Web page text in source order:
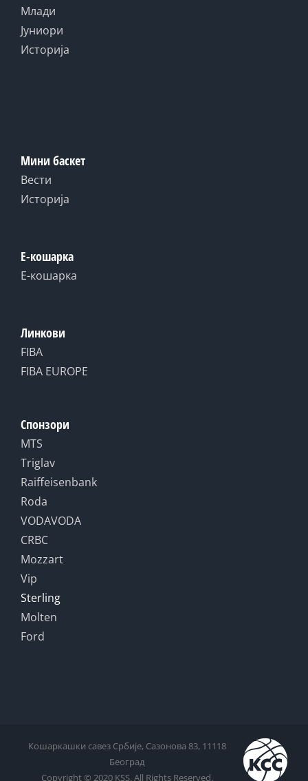
Млади
Јуниори
Историја
Мини баскет
Вести
Историја
Е-кошарка
Е-кошарка
Линкови
FIBA
FIBA EUROPE
Спонзори
MTS
Triglav
Raiffeisenbank
Roda
VODAVODA
CRBC
Mozzart
Vip
Sterling
Molten
Ford
Кошаркашки савез Србије, Сазонова 83, 11118
Београд
Copyright © 2020 KSS. All Rights Reserved.